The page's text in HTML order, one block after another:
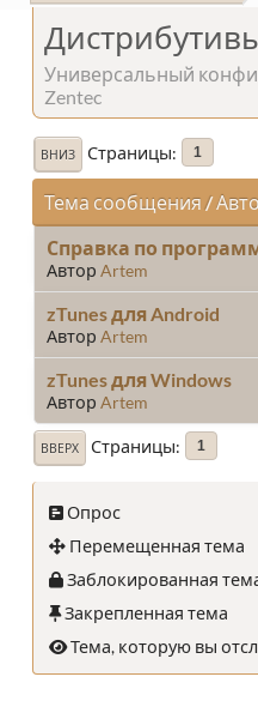
Универсальный
Zentec
ВНИЗ Страницы 1
Тема сообщения /
Справка по
Автор Artem
zTunes для Android
Автор Artem
zTunes для Windows
Автор Artem
ВВЕРХ Страницы 1
Опрос
Перемещенная тема
Заблокированная
Закрепленная тема
Тема, которую вы